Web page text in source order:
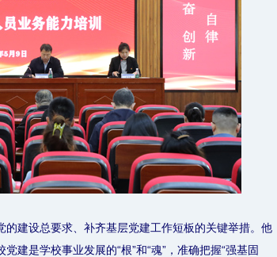
建设总要求、补齐基层党建工作短板的关键举措。他
建是学校事业发展的“根”和“魂”，准确把握“强基固